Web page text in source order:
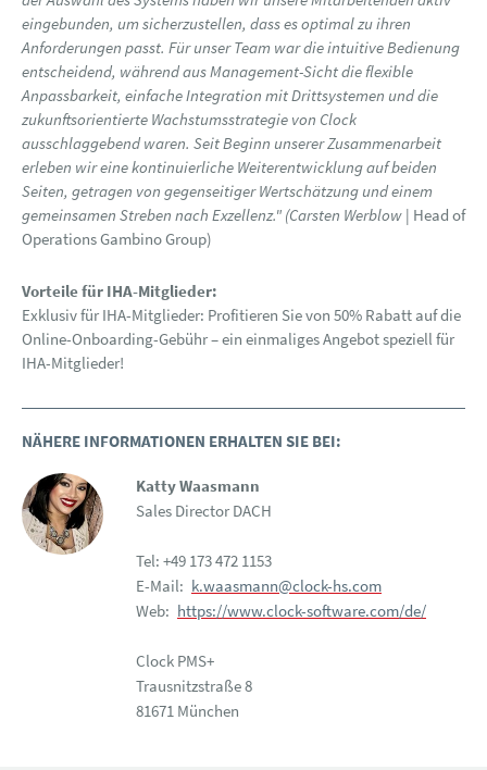
eingebunden, um sicherzustellen, dass es optimal zu ihren
Anforderungen passt. Für unser Team war die intuitive Bedienung
entscheidend, während aus Management-Sicht die flexible
Anpassbarkeit, einfache Integration mit Drittsystemen und die
zukunftsorientierte Wachstumsstrategie von Clock
ausschlaggebend waren. Seit Beginn unserer Zusammenarbeit
erleben wir eine kontinuierliche Weiterentwicklung auf beiden
Seiten, getragen von gegenseitiger Wertschätzung und einem
gemeinsamen Streben nach Exzellenz." (Carsten Werblow | Head of
Operations Gambino Group)
Vorteile für IHA-Mitglieder:
Exklusiv für IHA-Mitglieder: Profitieren Sie von 50% Rabatt auf die
Online-Onboarding-Gebühr – ein einmaliges Angebot speziell für
IHA-Mitglieder!
NÄHERE INFORMATIONEN ERHALTEN SIE BEI:
Katty Waasmann
Sales Director DACH
Tel: +49 173 472 1153
E-Mail: k.waasmann@clock-hs.com
Web: https://www.clock-software.com/de/
Clock PMS+
Trausnitzstraße 8
81671 München